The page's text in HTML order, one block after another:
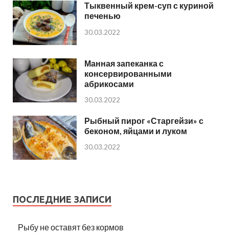
Тыквенный крем-суп с куриной
печенью
30.03.2022
Манная запеканка с
консервированными
абрикосами
30.03.2022
Рыбный пирог «Старгейзи» с
беконом, яйцами и луком
30.03.2022
ПОСЛЕДНИЕ ЗАПИСИ
Рыбу не оставят без кормов